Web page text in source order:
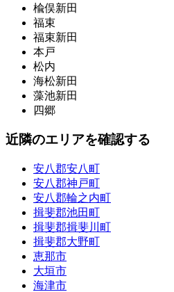
楡俣新田
福束
福束新田
本戸
松内
海松新田
藻池新田
四郷
近隣のエリアを確認する
安八郡安八町
安八郡神戸町
安八郡輪之内町
揖斐郡池田町
揖斐郡揖斐川町
揖斐郡大野町
恵那市
大垣市
海津市